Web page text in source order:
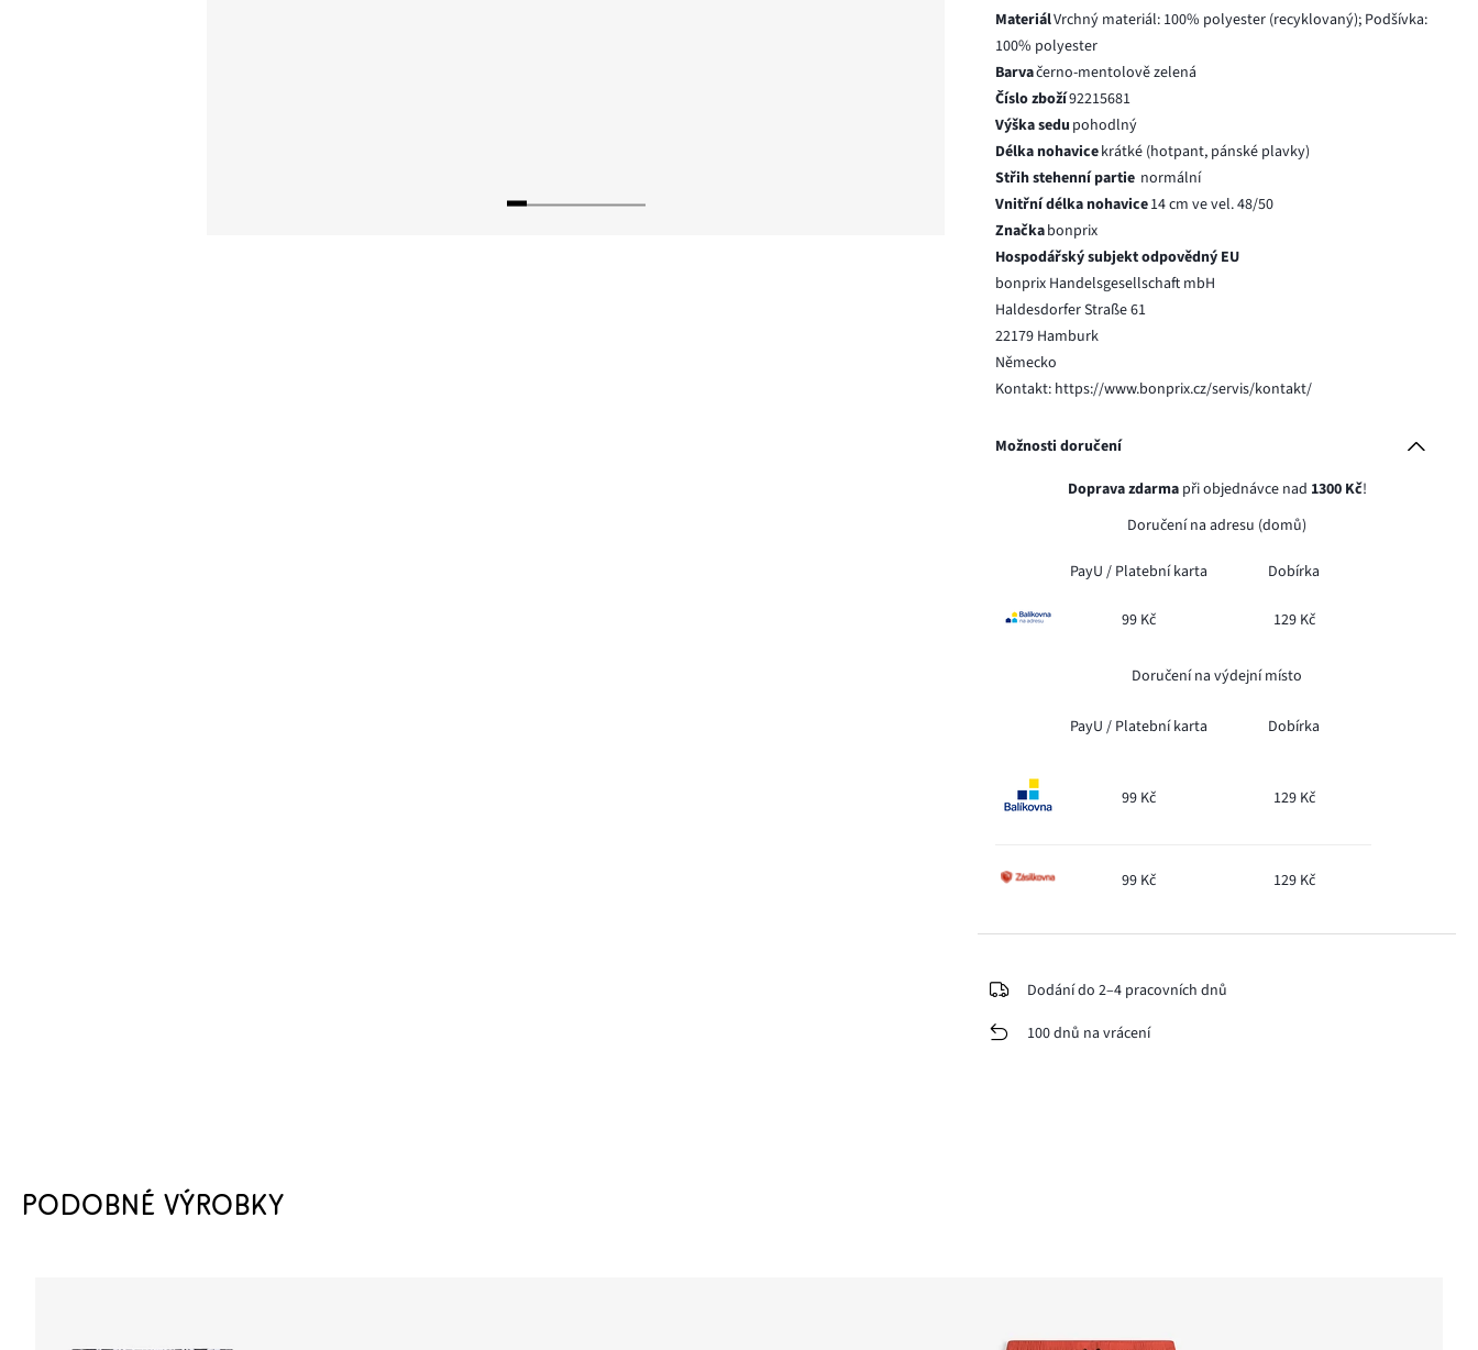
MateriálVrchný materiál: 100% polyester (recyklovaný); Podšívka:
100% polyester
Barvačerno-mentolově zelená
Číslo zboží92215681
Výška sedu pohodlný
Délka nohavicekrátké (hotpant, pánské plavky)
Střih stehenní partie normální
Vnitřní délka nohavice14 cm ve vel. 48/50
Značkabonprix
Hospodářský subjekt odpovědný EU
bonprix Handelsgesellschaft mbH
Haldesdorfer Straße 61
22179 Hamburk
Německo
Kontakt: https://www.bonprix.cz/servis/kontakt/
Možnosti doručení
Doprava zdarmapři objednávce nad 1300 Kč!
Doručení na adresu (domů)
PayU / Platební karta Dobírka
99 Kč 129 Kč
Doručení na výdejní místo
PayU / Platební karta Dobírka
99 Kč 129 Kč
99 Kč 129 Kč
Dodání do 2–4 pracovních dnů
100 dnů na vrácení
PODOBNÉ VÝROBKY